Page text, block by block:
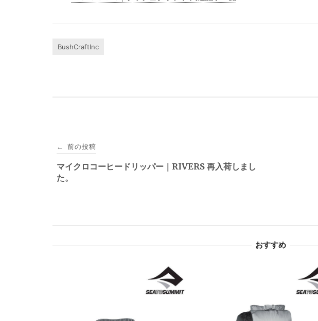
BushCraftInc
稿
ナ
← 前の投稿
マイクロコーヒードリッパー｜RIVERS 再入荷しまし
た。
おすすめ